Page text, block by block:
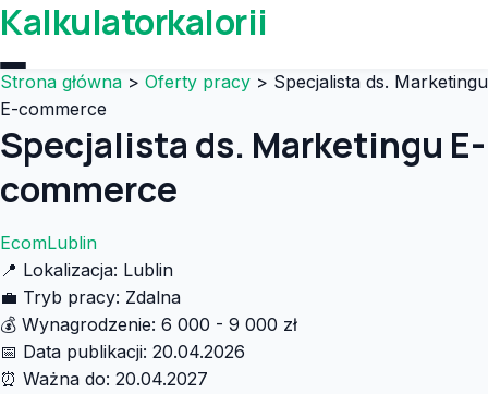
Kalkulatorkalorii
Strona główna > Oferty pracy > Specjalista ds. Marketingu
E-commerce
Specjalista ds. Marketingu E-
commerce
EcomLublin
📍 Lokalizacja: Lublin
💼 Tryb pracy: Zdalna
💰 Wynagrodzenie: 6 000 - 9 000 zł
📅 Data publikacji: 20.04.2026
⏰ Ważna do: 20.04.2027